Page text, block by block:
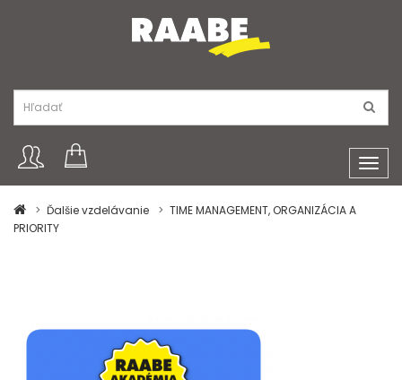
Ďalšie vzdelávanie
TIME MANAGEMENT, ORGANIZÁCIA A
PRIORITY